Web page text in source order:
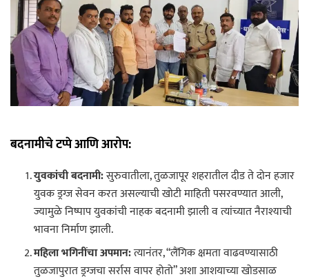
बदनामीचे टप्पे आणि आरोप:
युवकांची बदनामी:सुरुवातीला, तुळजापूर शहरातील दीड ते दोन हजार
युवक ड्रग्ज सेवन करत असल्याची खोटी माहिती पसरवण्यात आली,
ज्यामुळे निष्पाप युवकांची नाहक बदनामी झाली व त्यांच्यात नैराश्याची
भावना निर्माण झाली.
महिला भगिनींचा अपमान:त्यानंतर, “लैंगिक क्षमता वाढवण्यासाठी
तुळजापुरात ड्रग्जचा सर्रास वापर होतो” अशा आशयाच्या खोडसाळ